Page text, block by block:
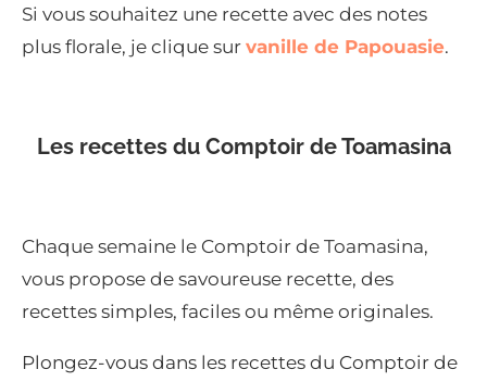
Si vous souhaitez une recette avec des notes
plus florale, je clique sur vanille de Papouasie.
Les recettes du Comptoir de Toamasina
Chaque semaine le Comptoir de Toamasina,
vous propose de savoureuse recette, des
recettes simples, faciles ou même originales.
Plongez-vous dans les recettes du Comptoir de